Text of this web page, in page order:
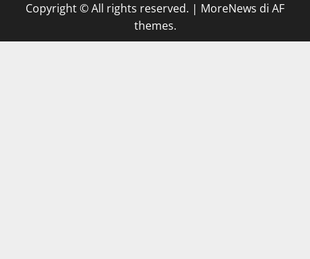
Copyright © All rights reserved. | MoreNews di AF
themes.